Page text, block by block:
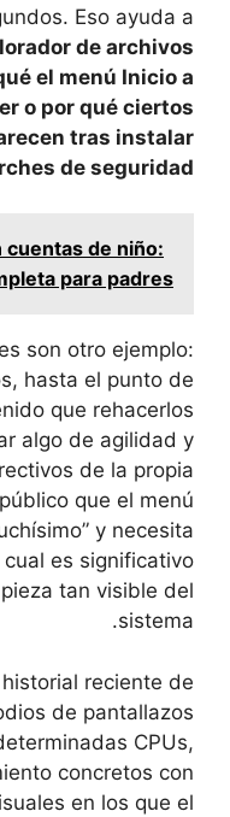
Eso ayuda a
de archivos
el menú Inicio a
o por qué ciertos
tras instalar
de seguridad
de niño:
para padres
son otro ejemplo:
hasta el punto de
que rehacerlos
algo de agilidad y
de la propia
que el menú
y necesita
es significativo
tan visible del
sistema.
reciente de
de pantallazos
CPUs,
concretos con
en los que el